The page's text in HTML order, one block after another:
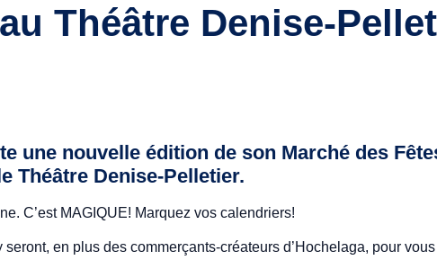
Théâtre Denise-
une nouvelle édition de son Marché des
Théâtre Denise-Pelletier.
C’est MAGIQUE! Marquez vos calendriers!
en plus des commerçants-créateurs d’Hochelaga, pour